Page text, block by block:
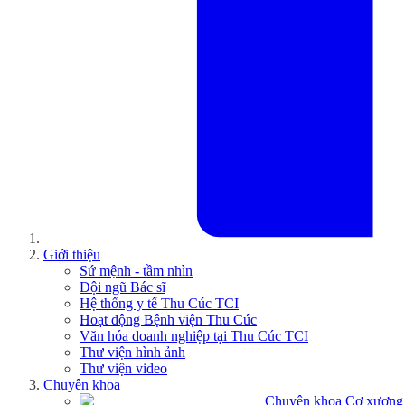
Giới thiệu
Sứ mệnh - tầm nhìn
Đội ngũ Bác sĩ
Hệ thống y tế Thu Cúc TCI
Hoạt động Bệnh viện Thu Cúc
Văn hóa doanh nghiệp tại Thu Cúc TCI
Thư viện hình ảnh
Thư viện video
Chuyên khoa
Chuyên khoa Cơ